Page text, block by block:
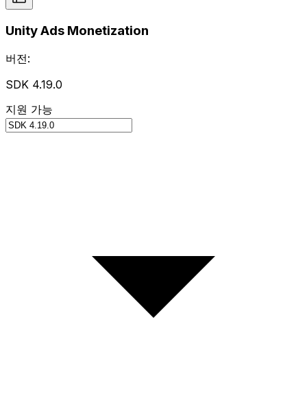
Unity Ads Monetization
버전:
SDK 4.19.0
지원 가능